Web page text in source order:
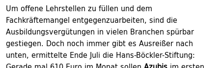
Um offene Lehrstellen zu füllen und dem
Fachkräftemangel entgegenzuarbeiten, sind die
Ausbildungsvergütungen in vielen Branchen spürbar
gestiegen. Doch noch immer gibt es Ausreißer nach
unten, ermittelte Ende Juli die Hans-Böckler-Stiftung: